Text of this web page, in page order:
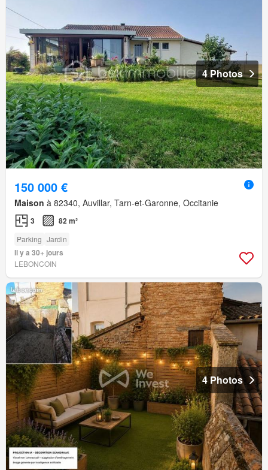
4 Photos
150 000 €
Maison à 82340, Auvillar, Tarn-et-Garonne, Occitanie
3 82 m²
Parking Jardin
Il y a 30+ jours
LEBONCOIN
4 Photos